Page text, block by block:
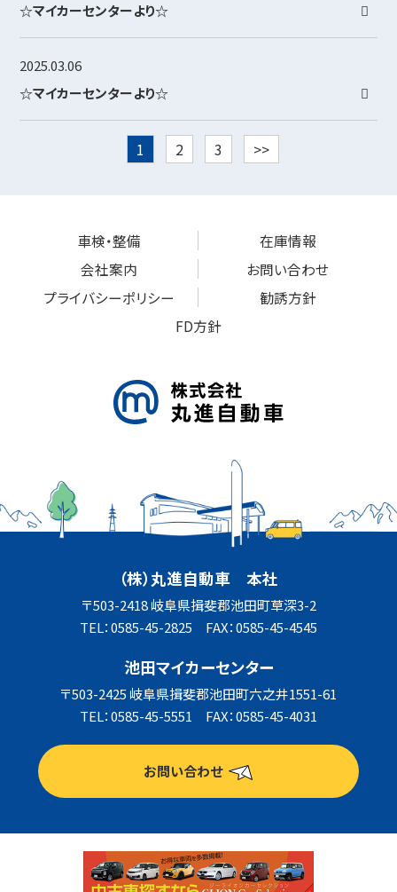
☆マイカーセンターより☆
2025.03.06
☆マイカーセンターより☆
1 2 3 >>
車検・整備
在庫情報
会社案内
お問い合わせ
プライバシーポリシー
勧誘方針
FD方針
（株）丸進自動車 本社
〒503-2418 岐阜県揖斐郡池田町草深3-2
TEL：0585-45-2825 FAX：0585-45-4545
池田マイカーセンター
〒503-2425 岐阜県揖斐郡池田町六之井1551-61
TEL：0585-45-5551 FAX：0585-45-4031
お問い合わせ